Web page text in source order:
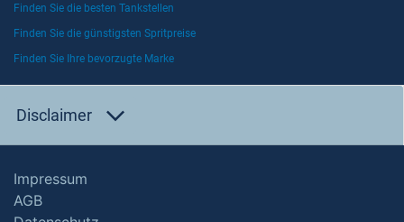
Finden Sie die besten Tankstellen
Finden Sie die günstigsten Spritpreise
Finden Sie Ihre bevorzugte Marke
Disclaimer
Impressum
AGB